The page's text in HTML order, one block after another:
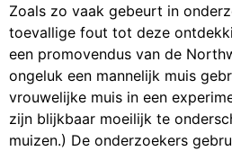
Zoals zo vaak gebeurt in
toevallige fout tot deze
een promovendus van de
ongeluk een mannelijk muis
vrouwelijke muis in een
zijn blijkbaar moeilijk te
muizen.) De onderzoekers